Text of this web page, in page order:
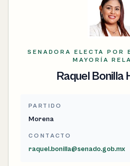
SENADORA ELECTA POR
MAYORÍA
Raquel
PARTIDO
Morena
CONTACTO
raquel.bonilla@senado.gob.mx